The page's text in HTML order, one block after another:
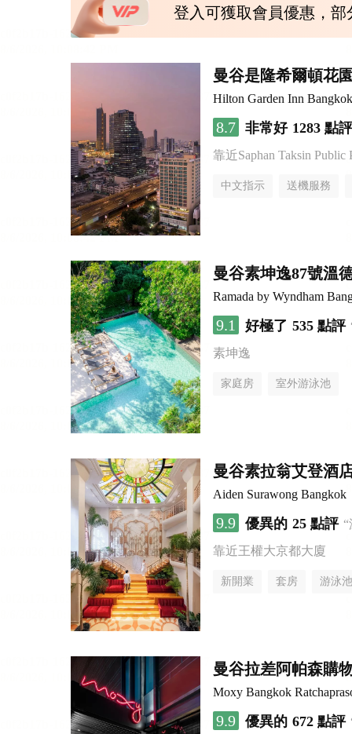
登入可獲取會員優惠，
曼谷是隆希爾頓花
Hilton Garden Inn
8.7 非常好 1283 點評
靠近Saphan Taksin Public
中文指示 送機服務
曼谷素坤逸87號溫
Ramada by Wyndham
9.1 好極了 535 點評
素坤逸
家庭房 室外游泳池
曼谷素拉翁艾登酒
Aiden Surawong Bangkok
9.9 優異的 25 點評
靠近王權大京都大廈
新開業 套房 游泳池
曼谷拉差阿帕森購
Moxy Bangkok
9.9 優異的 672 點評